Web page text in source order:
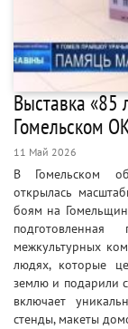
Выставка «85
Гомельском
11 Май 2026
В Гомельском
открылась
боям на
межкультурных
людях, которые
землю и подарили
включает
стенды, макеты